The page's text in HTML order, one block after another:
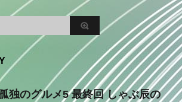
独のグルメ5 最終回 しゃぶ辰の